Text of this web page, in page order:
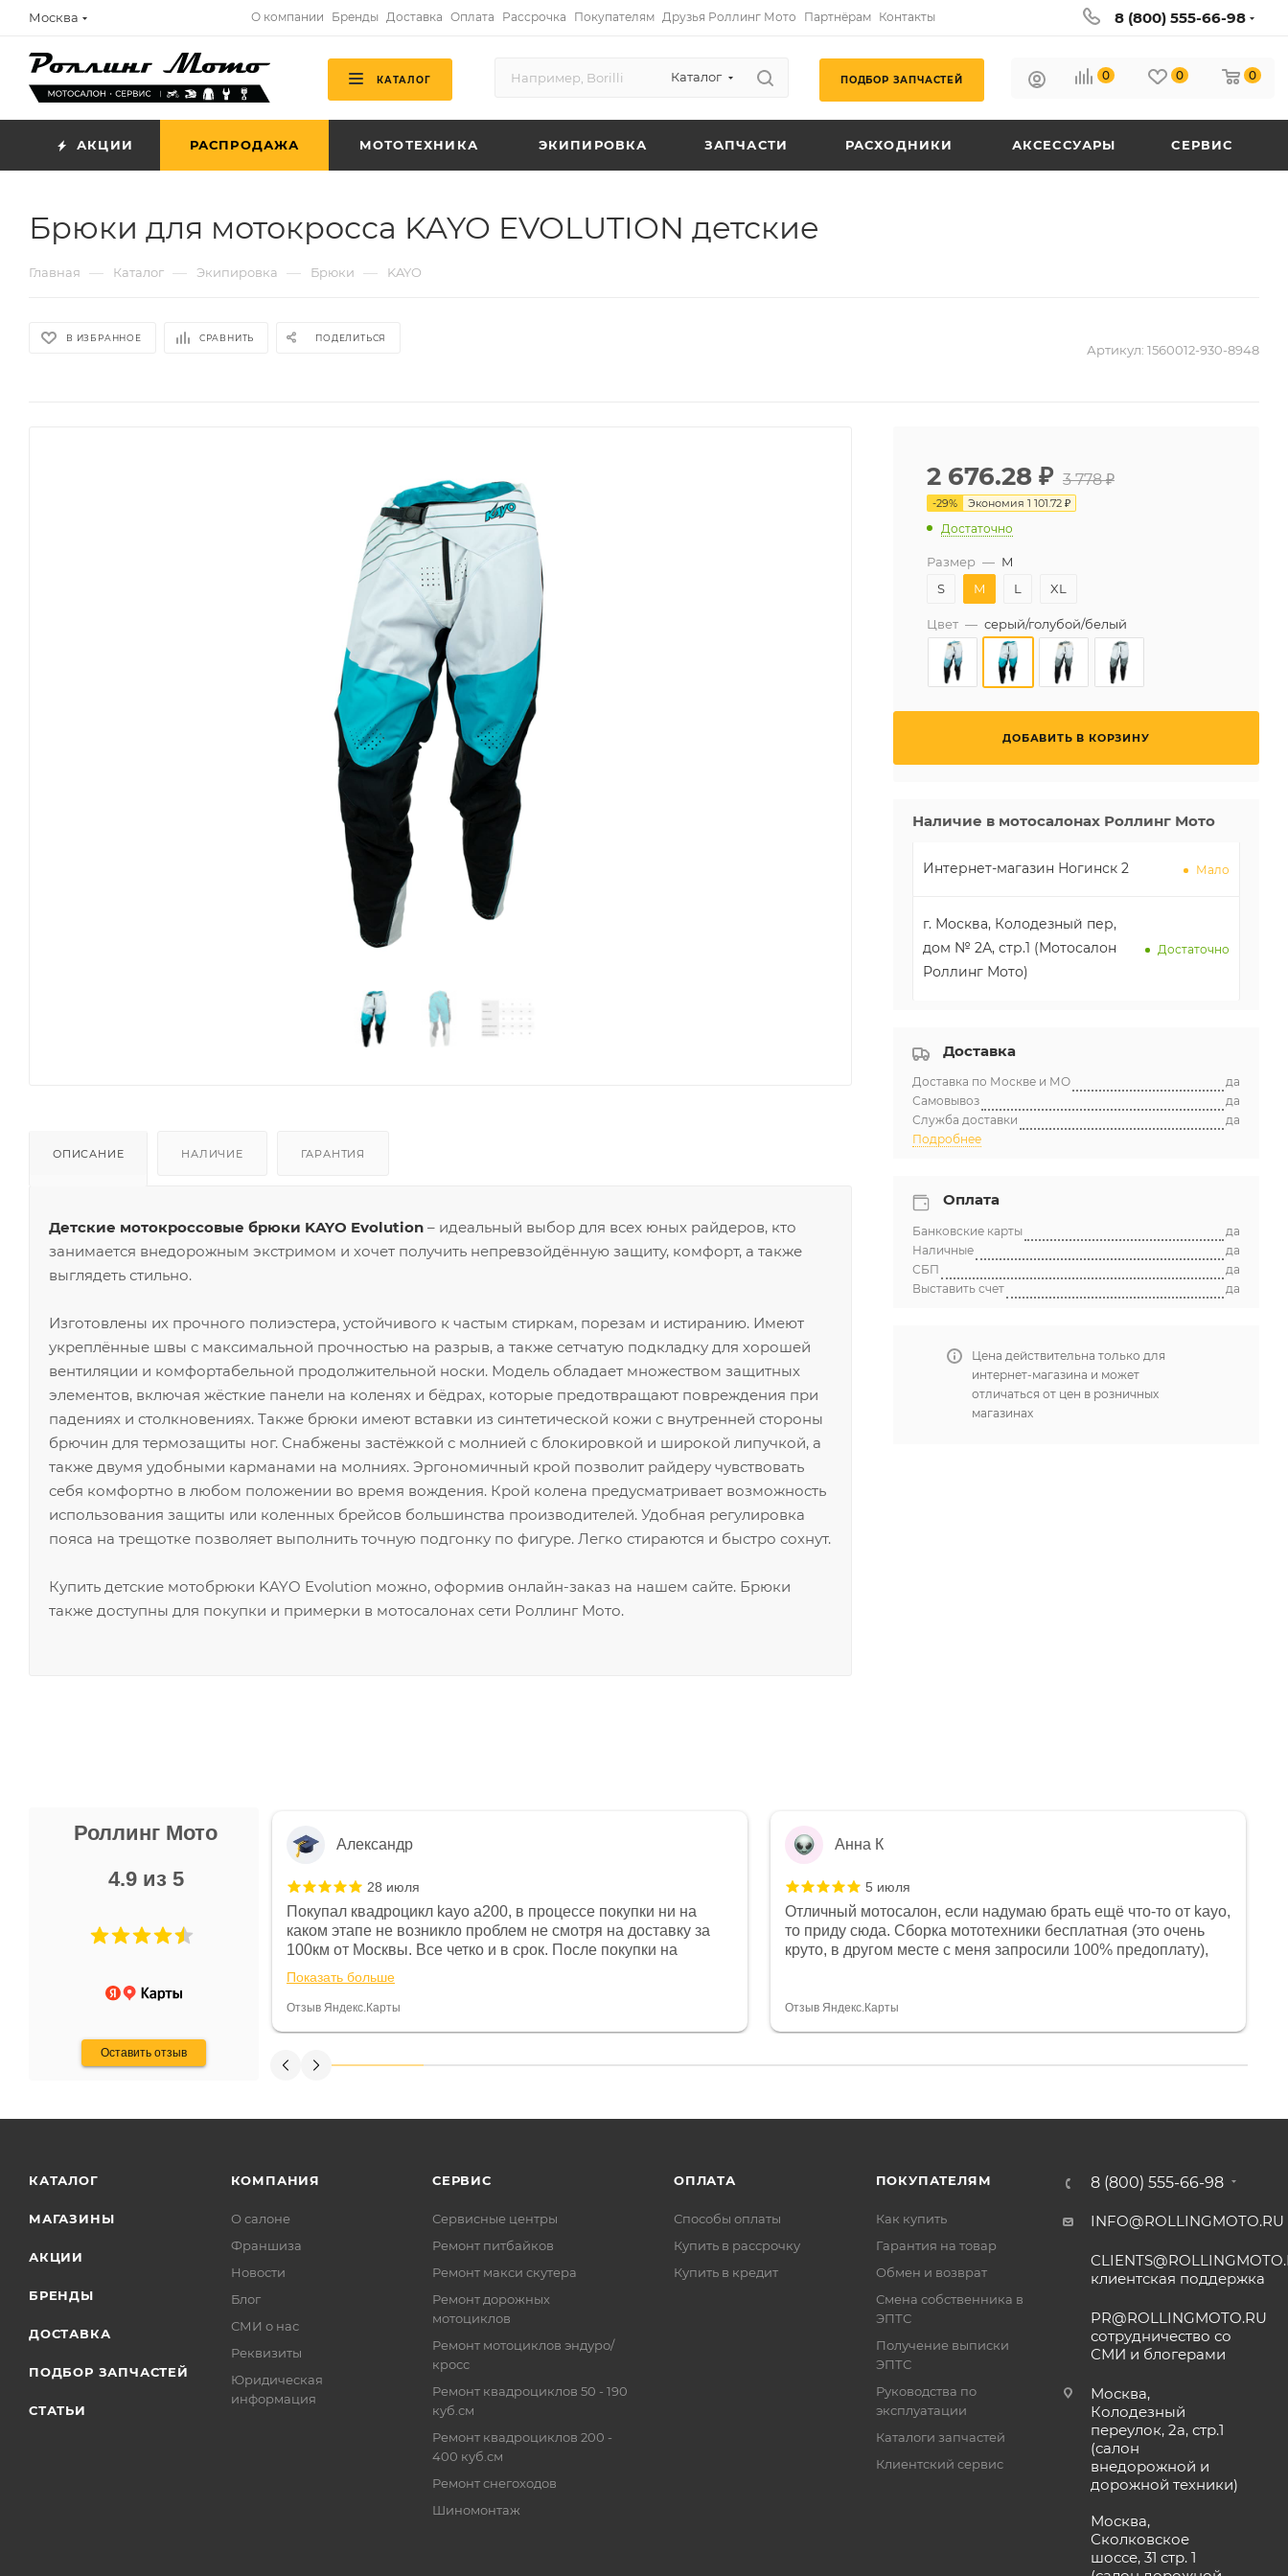
Москва О компании Бренды Доставка Оплата Рассрочка Покупателям Друзья Роллинг Мото Партнёрам Контакты 8 (800) 555-66-98
КАТАЛОГ Каталог ПОДБОР ЗАПЧАСТЕЙ 0 0 0
АКЦИИ РАСПРОДАЖА МОТОТЕХНИКА ЭКИПИРОВКА ЗАПЧАСТИ РАСХОДНИКИ АКСЕССУАРЫ СЕРВИС
Брюки для мотокросса KAYO EVOLUTION детские
Главная — Каталог — Экипировка — Брюки — KAYO
В ИЗБРАННОЕ СРАВНИТЬ ПОДЕЛИТЬСЯ
Артикул: 1560012-930-8948
ОПИСАНИЕ НАЛИЧИЕ ГАРАНТИЯ
Детские мотокроссовые брюки KAYO Evolution – идеальный выбор для всех юных райдеров, кто
занимается внедорожным экстримом и хочет получить непревзойдённую защиту, комфорт, а также
выглядеть стильно.
Изготовлены их прочного полиэстера, устойчивого к частым стиркам, порезам и истиранию. Имеют
укреплённые швы с максимальной прочностью на разрыв, а также сетчатую подкладку для хорошей
вентиляции и комфортабельной продолжительной носки. Модель обладает множеством защитных
элементов, включая жёсткие панели на коленях и бёдрах, которые предотвращают повреждения при
падениях и столкновениях. Также брюки имеют вставки из синтетической кожи с внутренней стороны
брючин для термозащиты ног. Снабжены застёжкой с молнией с блокировкой и широкой липучкой, а
также двумя удобными карманами на молниях. Эргономичный крой позволит райдеру чувствовать
себя комфортно в любом положении во время вождения. Крой колена предусматривает возможность
использования защиты или коленных брейсов большинства производителей. Удобная регулировка
пояса на трещотке позволяет выполнить точную подгонку по фигуре. Легко стираются и быстро сохнут.
Купить детские мотобрюки KAYO Evolution можно, оформив онлайн-заказ на нашем сайте. Брюки
также доступны для покупки и примерки в мотосалонах сети Роллинг Мото.
2 676.28 ₽ 3 778 ₽
-29% Экономия 1 101.72 ₽
Достаточно
Размер — M
S
M L XL
Цвет — серый/голубой/белый
ДОБАВИТЬ В КОРЗИНУ
Наличие в мотосалонах Роллинг Мото
Интернет-магазин Ногинск 2 Мало
г. Москва, Колодезный пер,
дом № 2А, стр.1 (Мотосалон
Роллинг Мото)
Достаточно
Доставка
Доставка по Москве и МО
да
Самовывоз
да
Служба доставки
да
Подробнее
Оплата
Банковские карты
да
Наличные
да
СБП
да
Выставить счет
да
Цена действительна только для
интернет-магазина и может
отличаться от цен в розничных
магазинах
Роллинг Мото
4.9 из 5
Оставить отзыв
Не понравились условия
и дают только на год)
Александр
28 июля
Покупал квадроцикл kayo a200, в процессе покупки ни на
каком этапе не возникло проблем не смотря на доставку за
100км от Москвы. Все четко и в срок. После покупки на
спидометре всегда был 0, при этом представители магазина
постоянно были на связи и в итоге проблема была решена.
Считаю, что это говорит о небезразличии к клиенту после
Показать больше
Отзыв Яндекс.Карты
Анна К
5 июля
Отличный мотосалон, если надумаю брать ещё что-то от kayo,
то приду сюда. Сборка мототехники бесплатная (это очень
круто, в другом месте с меня запросили 100% предоплату),
спасибо отдельное, всегда на связи, очень детально всё
Отзыв Яндекс.Карты
КАТАЛОГ
МАГАЗИНЫ
АКЦИИ
БРЕНДЫ
ДОСТАВКА
ПОДБОР ЗАПЧАСТЕЙ
СТАТЬИ
КОМПАНИЯ
О салоне
Франшиза
Новости
Блог
СМИ о нас
Реквизиты
Юридическая
информация
СЕРВИС
Сервисные центры
Ремонт питбайков
Ремонт макси скутера
Ремонт дорожных
мотоциклов
Ремонт мотоциклов эндуро/
кросс
Ремонт квадроциклов 50 - 190
куб.см
Ремонт квадроциклов 200 -
400 куб.см
Ремонт снегоходов
Шиномонтаж
ОПЛАТА
Способы оплаты
Купить в рассрочку
Купить в кредит
ПОКУПАТЕЛЯМ
Как купить
Гарантия на товар
Обмен и возврат
Смена собственника в
ЭПТС
Получение выписки
ЭПТС
Руководства по
эксплуатации
Каталоги запчастей
Клиентский сервис
8 (800) 555-66-98
INFO@ROLLINGMOTO.RU
клиентская поддержка
PR@ROLLINGMOTO.RU
сотрудничество со
СМИ и блогерами
Москва,
Колодезный
переулок, 2а, стр.1
(салон
внедорожной и
дорожной техники)
Москва,
Сколковское
шоссе, 31 стр. 1